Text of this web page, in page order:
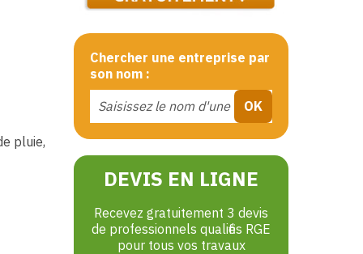
pluie,
Chercher une entreprise par
son nom :
DEVIS EN LIGNE
Recevez gratuitement 3 devis
de professionnels qualifiés RGE
pour tous vos travaux